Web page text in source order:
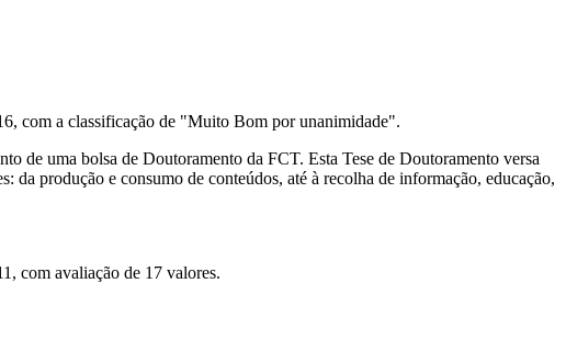
com a classificação de "Muito Bom por unanimidade".
de uma bolsa de Doutoramento da FCT. Esta Tese de Doutoramento versa
da produção e consumo de conteúdos, até à recolha de informação, educação,
com avaliação de 17 valores.